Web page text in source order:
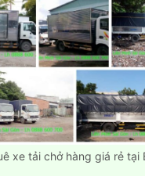
xe tải chở hàng giá rẻ tại